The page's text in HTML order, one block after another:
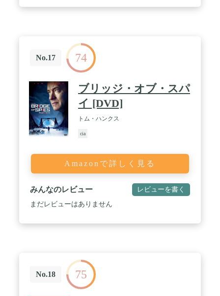
No.17 74
ブリッジ・オブ・スパ
イ [DVD]
トム・ハンクス
cia
Amazonで詳しく見る
みんなのレビュー レビューを書く
まだレビューはありません
No.18 75